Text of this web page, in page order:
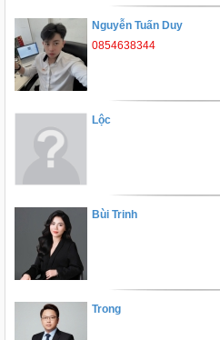
Nguyễn Tuấn Duy
0854638344
Lộc
Bùi Trinh
Trong